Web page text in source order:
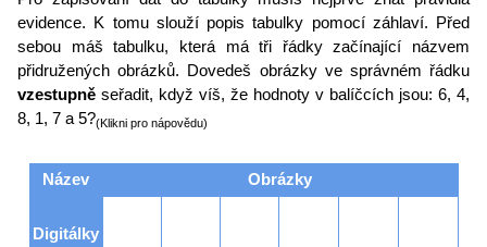
evidence. K tomu slouží popis tabulky pomocí záhlaví. Před
sebou máš tabulku, která má tři řádky začínající názvem
přidružených obrázků. Dovedeš obrázky ve správném řádku
vzestupně seřadit, když víš, že hodnoty v balíčcích jsou: 6, 4,
8, 1, 7 a 5?(Klikni pro nápovědu)
Název Obrázky
Digitálky